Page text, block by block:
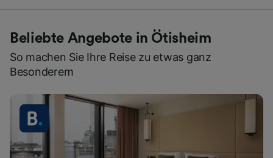
Beliebte Angebote in Ötisheim
So machen Sie Ihre Reise zu etwas ganz
Besonderem